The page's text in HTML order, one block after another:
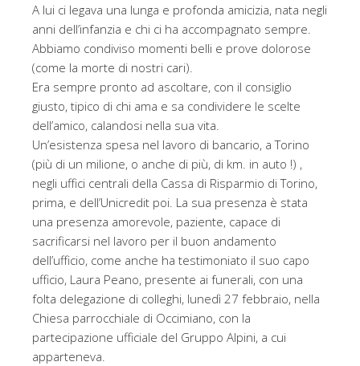
A lui ci legava una lunga e profonda amicizia, nata negli
anni dell’infanzia e chi ci ha accompagnato sempre.
Abbiamo condiviso momenti belli e prove dolorose
(come la morte di nostri cari).
Era sempre pronto ad ascoltare, con il consiglio
giusto, tipico di chi ama e sa condividere le scelte
dell’amico, calandosi nella sua vita.
Un’esistenza spesa nel lavoro di bancario, a Torino
(più di un milione, o anche di più, di km. in auto !) ,
negli uffici centrali della Cassa di Risparmio di Torino,
prima, e dell’Unicredit poi. La sua presenza è stata
una presenza amorevole, paziente, capace di
sacrificarsi nel lavoro per il buon andamento
dell’ufficio, come anche ha testimoniato il suo capo
ufficio, Laura Peano, presente ai funerali, con una
folta delegazione di colleghi, lunedì 27 febbraio, nella
Chiesa parrocchiale di Occimiano, con la
partecipazione ufficiale del Gruppo Alpini, a cui
apparteneva.